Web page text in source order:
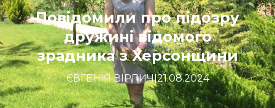
Повідомили про підозру
дружині відомого
зрадника з Херсонщини
ЄВГЕНІЯ ВІРЛИЧ|21.08.2024